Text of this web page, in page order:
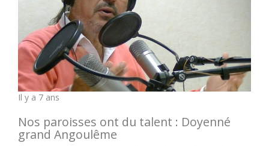
Il y a 7 ans
Nos paroisses ont du talent : Doyenné
grand Angoulême